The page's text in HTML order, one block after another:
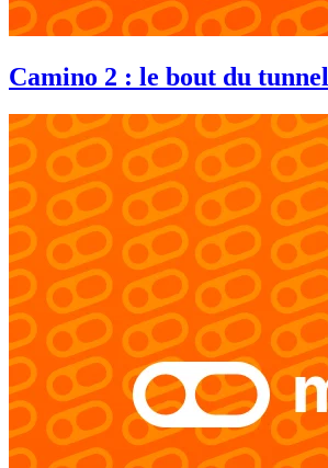
Camino 2 : le bout du tunnel